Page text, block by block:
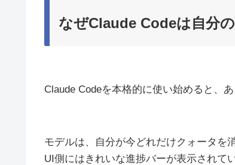
なぜClaude Codeは自分
Claude Codeを本格的に使い始めると、
モデルは、自分が今どれだけクォータを
UI側にはきれいな進捗バーが表示されてい